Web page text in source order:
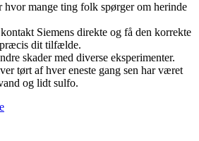
hvor mange ting folk spørger om herinde
Siemens direkte og få den korrekte
dit tilfælde.
skader med diverse eksperimenter.
tørt af hver eneste gang sen har været
og lidt sulfo.